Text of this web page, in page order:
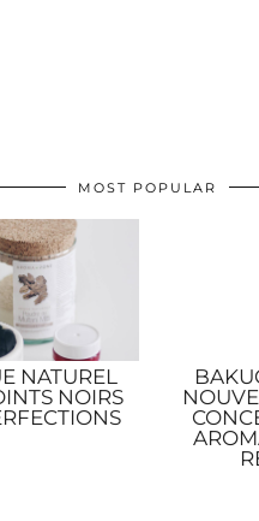
MOST POPULAR
NATUREL
NOIRS